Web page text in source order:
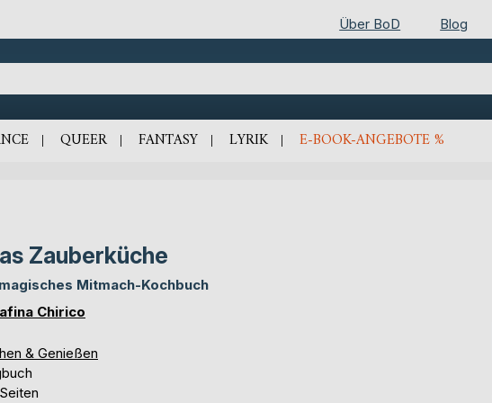
Über BoD Blog
QUEER FANTASY LYRIK E-BOOK-ANGEBOTE %
Zauberküche
Mitmach-Kochbuch
Chirico
& Genießen